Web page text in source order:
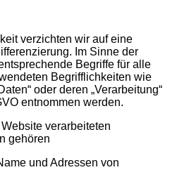
verzichten wir auf eine
Im Sinne der
Begriffe für alle
Begrifflichkeiten wie
oder deren „Verarbeitung“
entnommen werden.
verarbeiteten
gehören
und Adressen von